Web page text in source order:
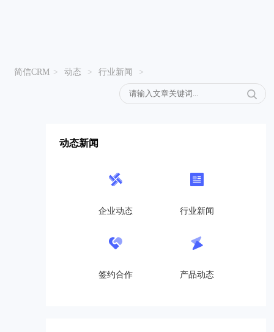
简信CRM > 动态 > 行业新闻 >
动态新闻
企业动态 行业新闻
签约合作 产品动态